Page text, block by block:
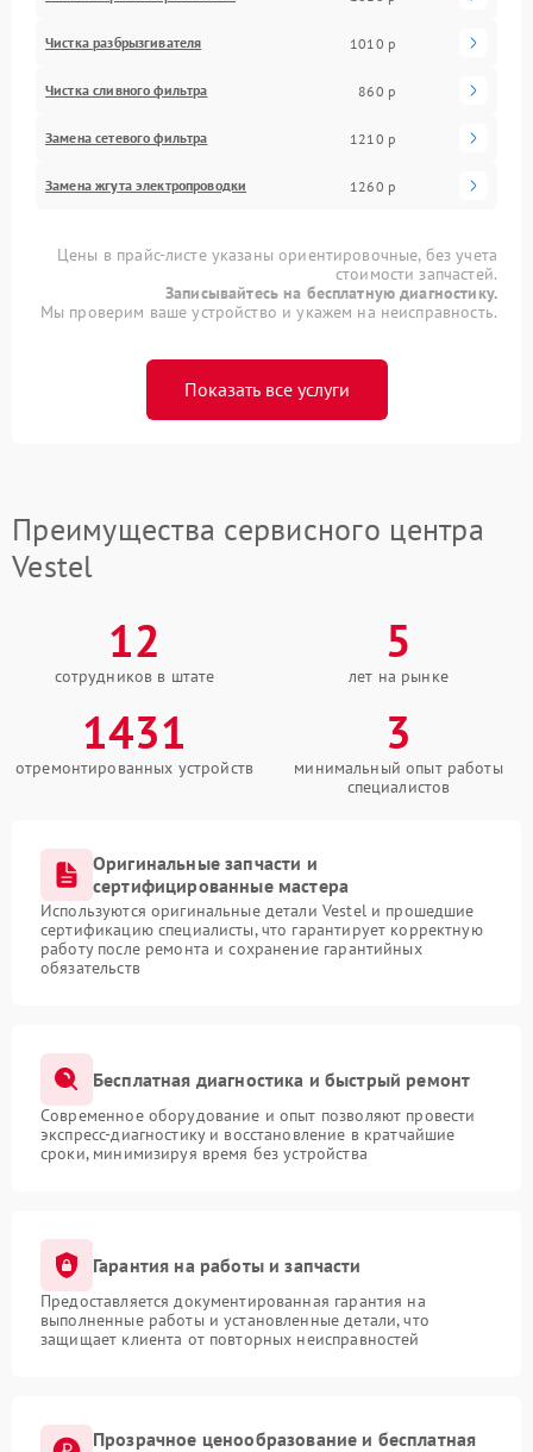
Чистка разбрызгивателя 1010 р
Чистка сливного фильтра 860 р
Замена сетевого фильтра 1210 р
Замена жгута электропроводки 1260 р
Цены в прайс-листе указаны ориентировочные, без учета
стоимости запчастей.
Записывайтесь на бесплатную диагностику.
Мы проверим ваше устройство и укажем на неисправность.
Показать все услуги
Преимущества сервисного центра
Vestel
12
сотрудников в штате
5
лет на рынке
1431
отремонтированных устройств
3
минимальный опыт работы
специалистов
Оригинальные запчасти и
сертифицированные мастера
Используются оригинальные детали Vestel и прошедшие
сертификацию специалисты, что гарантирует корректную
работу после ремонта и сохранение гарантийных
обязательств
Бесплатная диагностика и быстрый ремонт
Современное оборудование и опыт позволяют провести
экспресс-диагностику и восстановление в кратчайшие
сроки, минимизируя время без устройства
Гарантия на работы и запчасти
Предоставляется документированная гарантия на
выполненные работы и установленные детали, что
защищает клиента от повторных неисправностей
Прозрачное ценообразование и бесплатная